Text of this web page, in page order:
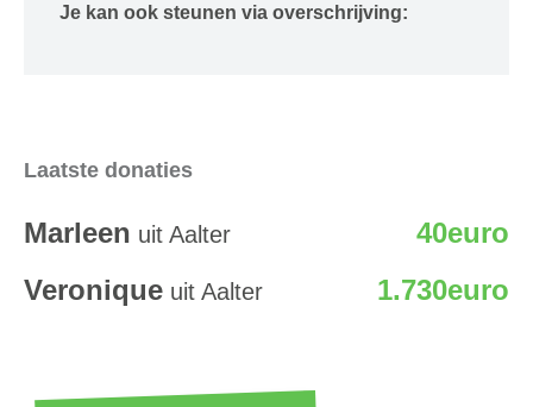
Je kan ook steunen via overschrijving:
Laatste donaties
Marleen uit Aalter
40euro
Veronique uit Aalter 1.730euro